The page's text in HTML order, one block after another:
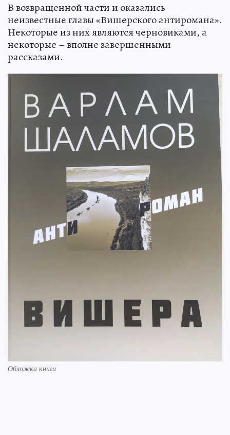
В возвращенной части и оказались
неизвестные главы «Вишерского антиромана».
Некоторые из них являются черновиками, а
некоторые – вполне завершенными
рассказами.
Обложка книги